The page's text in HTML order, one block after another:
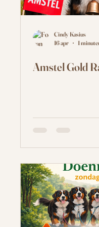
Cindy Kasius
16 apr
1
Amstel Gold